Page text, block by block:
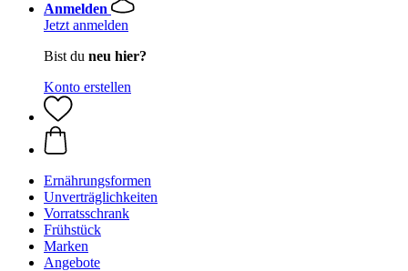
Anmelden
Jetzt anmelden
Bist du neu hier?
Konto erstellen
Ernährungsformen
Unverträglichkeiten
Vorratsschrank
Frühstück
Marken
Angebote